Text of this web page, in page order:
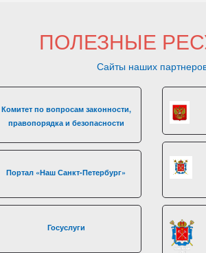
ПОЛЕЗНЫЕ
Сайты наших
Комитет по вопросам законности,
правопорядка и безопасности
Портал «Наш Санкт-Петербург»
Госуслуги